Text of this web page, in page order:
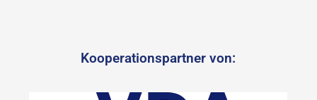
Kooperationspartner von: